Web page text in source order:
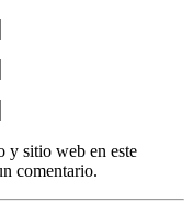
y sitio web en este
comentario.